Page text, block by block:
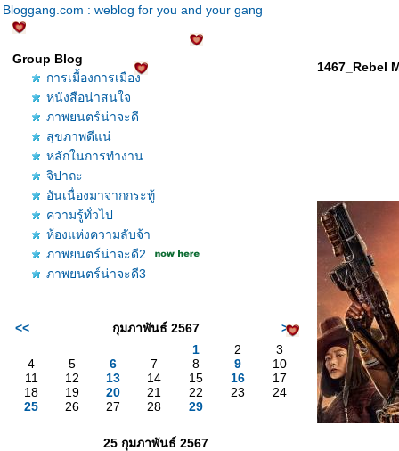
Bloggang.com : weblog for you and your gang
Group Blog
การเมื้องการเมือง
หนังสือน่าสนใจ
ภาพยนตร์น่าจะดี
สุขภาพดีแน่
หลักในการทำงาน
จิปาถะ
อันเนื่องมาจากกระทู้
ความรู้ทั่วไป
ห้องแห่งความลับจ้า
ภาพยนตร์น่าจะดี2
ภาพยนตร์น่าจะดี3
<< กุมภาพันธ์ 2567
>>
1
2
3
4
5 6 7 8 9
10
11
12 13 14 15 16
17
18
19 20 21 22 23
24
25
26 27 28 29
25 กุมภาพันธ์ 2567
1467_Rebel